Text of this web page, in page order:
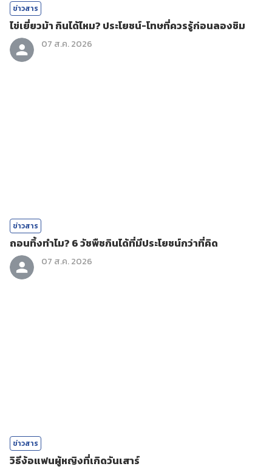
ข่าวสาร
ไข่เยี่ยวม้า กินได้ไหม? ประโยชน์-โทษที่ควรรู้ก่อนลองชิม
07 ส.ค. 2026
ข่าวสาร
ถอนทิ้งทำไม? 6 วัชพืชกินได้ที่มีประโยชน์กว่าที่คิด
07 ส.ค. 2026
ข่าวสาร
วิธีง้อแฟนผู้หญิงที่เกิดวันเสาร์